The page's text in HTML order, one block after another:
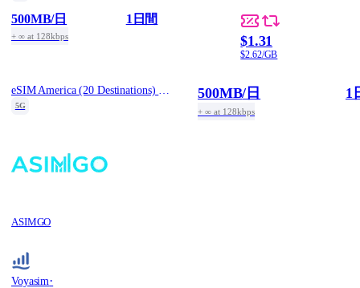
500MB/日
+ ∞ at 128kbps
1日間
$1.31
$2.62/GB
5G
ASIMGO
500MB/日
+ ∞ at 128kbps
1
Voyasim·